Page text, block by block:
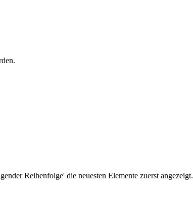
Reihenfolge' die neuesten Elemente zuerst angezeigt.